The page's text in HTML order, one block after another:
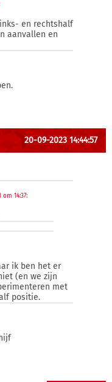
en rechtshalf
aanvallen en
20-09-2023 14:44:57
14:37:
ik ben het er
(en we zijn
met
positie.